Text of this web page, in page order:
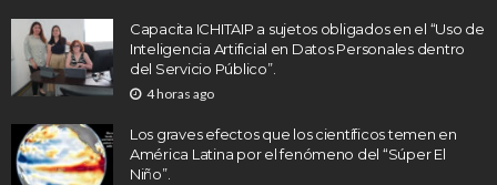
Capacita ICHITAIP a sujetos obligados en el “Uso de
Inteligencia Artificial en Datos Personales dentro
del Servicio Público”.
4 horas ago
Los graves efectos que los científicos temen en
América Latina por el fenómeno del “Súper El
Niño”.